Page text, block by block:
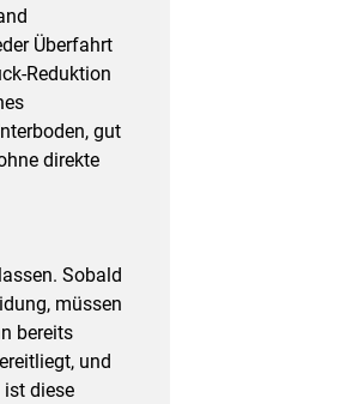
Überfahrt
Reduktion
gut
direkte
Sobald
müssen
bereits
und
diese